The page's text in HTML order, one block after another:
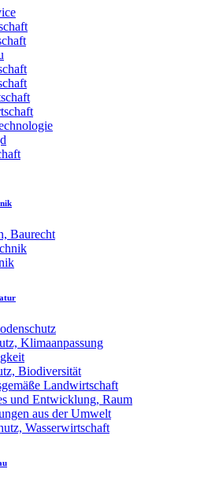
Baurecht
Klimaanpassung
Biodiversität
Landwirtschaft
und Entwicklung, Raum
aus der Umwelt
Wasserwirtschaft